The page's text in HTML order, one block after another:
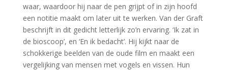
waar, waardoor hij naar de pen grijpt of in zijn hoofd
een notitie maakt om later uit te werken. Van der Graft
beschrijft in dit gedicht letterlijk zo’n ervaring. ‘Ik zat in
de bioscoop’, en ‘En ik bedacht’. Hij kijkt naar de
schokkerige beelden van de oude film en maakt een
vergelijking van mensen met vogels en vissen. Hun